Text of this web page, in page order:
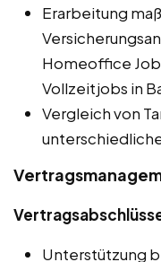
Erarbeitung
Homeoffice
Vollzeitjobs in
Vergleich von
Unterstützung